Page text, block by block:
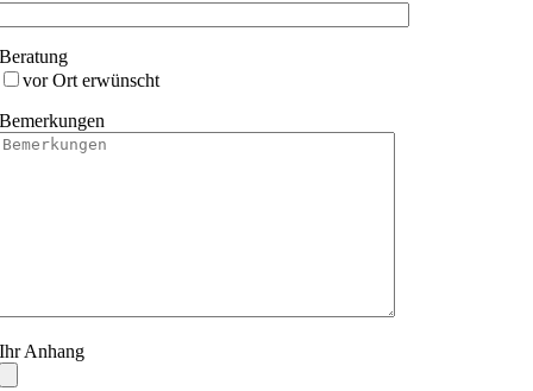
Beratung
vor Ort erwünscht
Bemerkungen
Ihr Anhang